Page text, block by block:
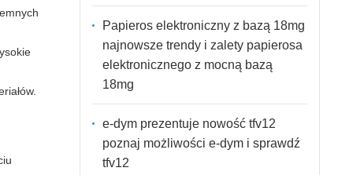
Papieros elektroniczny z bazą 18mg
najnowsze trendy i zalety papierosa
elektronicznego z mocną bazą
18mg
e-dym prezentuje nowość tfv12
poznaj możliwości e-dym i sprawdź
tfv12